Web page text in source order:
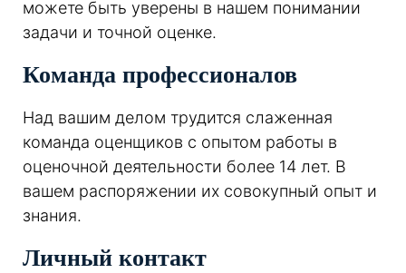
можете быть уверены в нашем понимании
задачи и точной оценке.
Команда профессионалов
Над вашим делом трудится слаженная
команда оценщиков с опытом работы в
оценочной деятельности более 14 лет. В
вашем распоряжении их совокупный опыт и
знания.
Личный контакт